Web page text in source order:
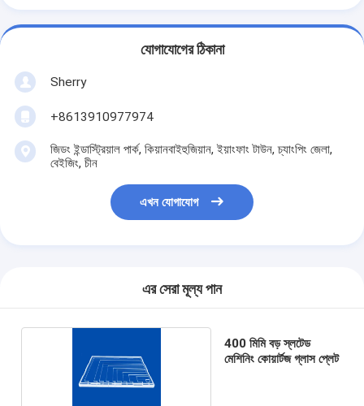
যোগাযোগের ঠিকানা
Sherry
+8613910977974
জিডং ইন্ডাস্ট্রিয়াল পার্ক, কিয়ানবাইহুজিয়ান, ইয়াংফাং টাউন, চ্যাংপিং জেলা,
বেইজিং, চীন
এখন যোগাযোগ
এর সেরা মূল্য পান
400 মিমি বড় স্লটেড
মেশিনিং কোয়ার্টজ গ্লাস প্লেট